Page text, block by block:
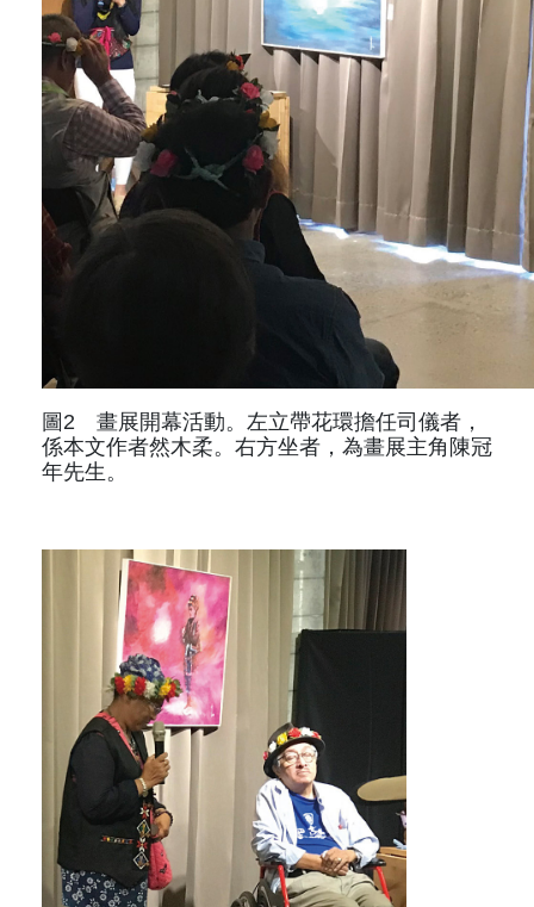
圖2 畫展開幕活動。左立帶花環擔任司儀者，
係本文作者然木柔。右方坐者，為畫展主角陳冠
年先生。